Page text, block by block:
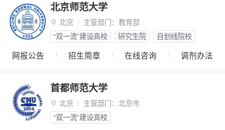
北京师范大学
 北京 主管部门： 教育部
“双一流”建设高校
研究生院 自划线院校
网报公告 招生简章 在线咨询 调剂办法
首都师范大学
 北京 主管部门： 北京市
“双一流”建设高校